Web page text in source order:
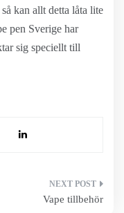
kan allt detta låta lite
pen Sverige har
sig speciellt till
Vape tillbehör